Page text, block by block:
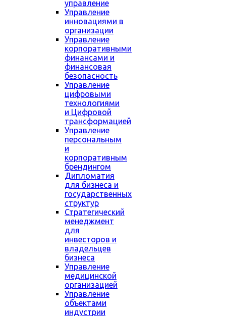
управление
Управление
инновациями в
организации
Управление
корпоративными
финансами и
финансовая
безопасность
Управление
цифровыми
технологиями
и Цифровой
трансформацией
Управление
персональным
и
корпоративным
брендингом
Дипломатия
для бизнеса и
государственных
структур
Стратегический
менеджмент
для
инвесторов и
владельцев
бизнеса
Управление
медицинской
организацией
Управление
объектами
индустрии